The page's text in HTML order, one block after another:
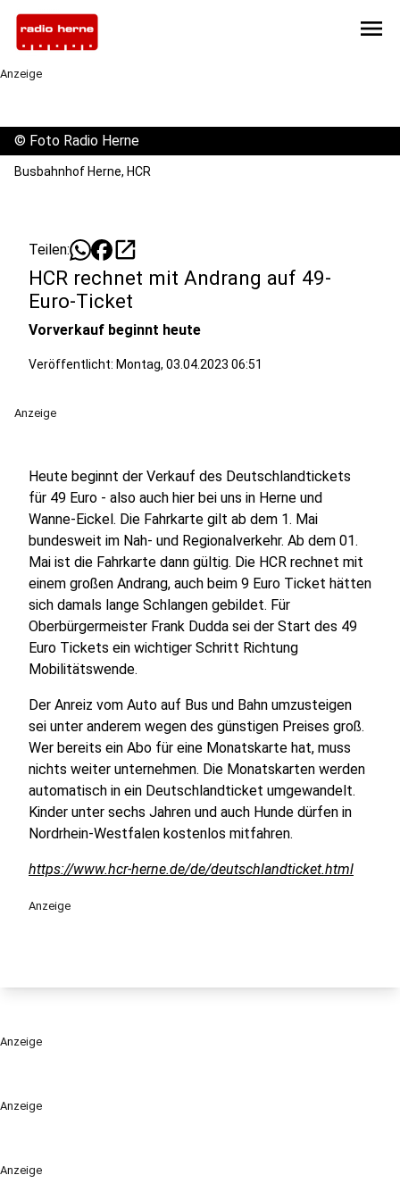
menu
Anzeige
Anzeige
Anzeige
© Foto Radio Herne
Busbahnhof Herne, HCR
Teilen: open_in_new
HCR rechnet mit Andrang auf 49-
Euro-Ticket
Vorverkauf beginnt heute
Veröffentlicht: Montag, 03.04.2023 06:51
Anzeige
Heute beginnt der Verkauf des Deutschlandtickets
für 49 Euro - also auch hier bei uns in Herne und
Wanne-Eickel. Die Fahrkarte gilt ab dem 1. Mai
bundesweit im Nah- und Regionalverkehr. Ab dem 01.
Mai ist die Fahrkarte dann gültig. Die HCR rechnet mit
einem großen Andrang, auch beim 9 Euro Ticket hätten
sich damals lange Schlangen gebildet. Für
Oberbürgermeister Frank Dudda sei der Start des 49
Euro Tickets ein wichtiger Schritt Richtung
Mobilitätswende.
Der Anreiz vom Auto auf Bus und Bahn umzusteigen
sei unter anderem wegen des günstigen Preises groß.
Wer bereits ein Abo für eine Monatskarte hat, muss
nichts weiter unternehmen. Die Monatskarten werden
automatisch in ein Deutschlandticket umgewandelt.
Kinder unter sechs Jahren und auch Hunde dürfen in
Nordrhein-Westfalen kostenlos mitfahren.
https://www.hcr-herne.de/de/deutschlandticket.html
Anzeige
Anzeige